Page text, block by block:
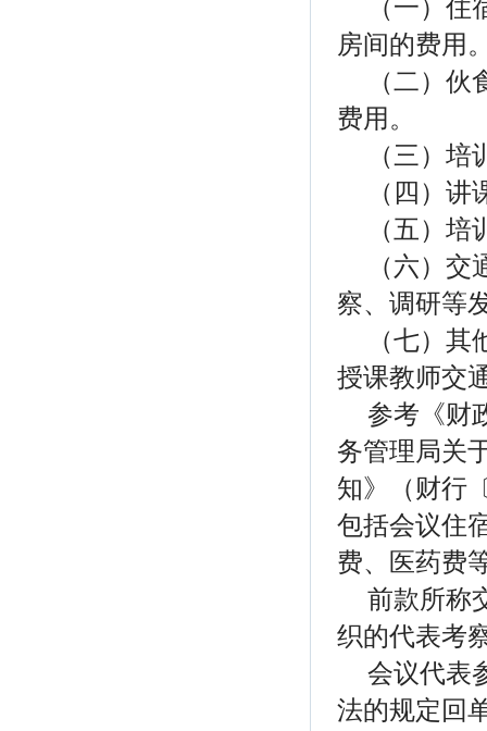
（一）
房间的费用
（二）
费用。
（三）
（四）
（五）
（六）
察、调研等
（七）
授课教师交
参考《财
务管理局关
知》（财行
包括会议住
费、医药费
前款所称
织的代表考
会议代表
法的规定回